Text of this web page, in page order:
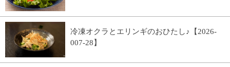
冷凍オクラとエリンギのおひたし♪【2026-
007-28】